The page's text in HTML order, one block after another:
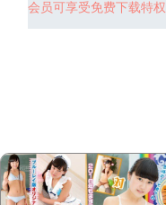
会员可享受免费下载特权